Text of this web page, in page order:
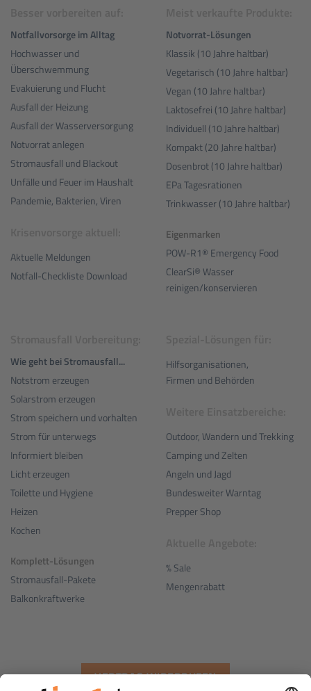
Notfallvorsorge im Alltag
Hochwasser und
Überschwemmung
Evakuierung und Flucht
Ausfall der Heizung
Ausfall der Wasserversorgung
Notvorrat anlegen
Stromausfall und Blackout
Unfälle und Feuer im Haushalt
Pandemie, Bakterien, Viren
Aktuelle Meldungen
Notfall-Checkliste Download
Notvorrat-Lösungen
Klassik (10 Jahre haltbar)
Vegetarisch (10 Jahre haltbar)
Vegan (10 Jahre haltbar)
Laktosefrei (10 Jahre haltbar)
Individuell (10 Jahre haltbar)
Kompakt (20 Jahre haltbar)
Dosenbrot (10 Jahre haltbar)
EPa Tagesrationen
Trinkwasser (10 Jahre haltbar)
Eigenmarken
POW-R1® Emergency Food
ClearSi® Wasser
reinigen/konservieren
Wie geht bei Stromausfall...
Notstrom erzeugen
Solarstrom erzeugen
Strom speichern und vorhalten
Strom für unterwegs
Informiert bleiben
Licht erzeugen
Toilette und Hygiene
Heizen
Kochen
Komplett-Lösungen
Stromausfall-Pakete
Balkonkraftwerke
Hilfsorganisationen,
Firmen und Behörden
Outdoor, Wandern und Trekking
Camping und Zelten
Angeln und Jagd
Bundesweiter Warntag
Prepper Shop
% Sale
Mengenrabatt
VERTRAG WIDERRUFEN